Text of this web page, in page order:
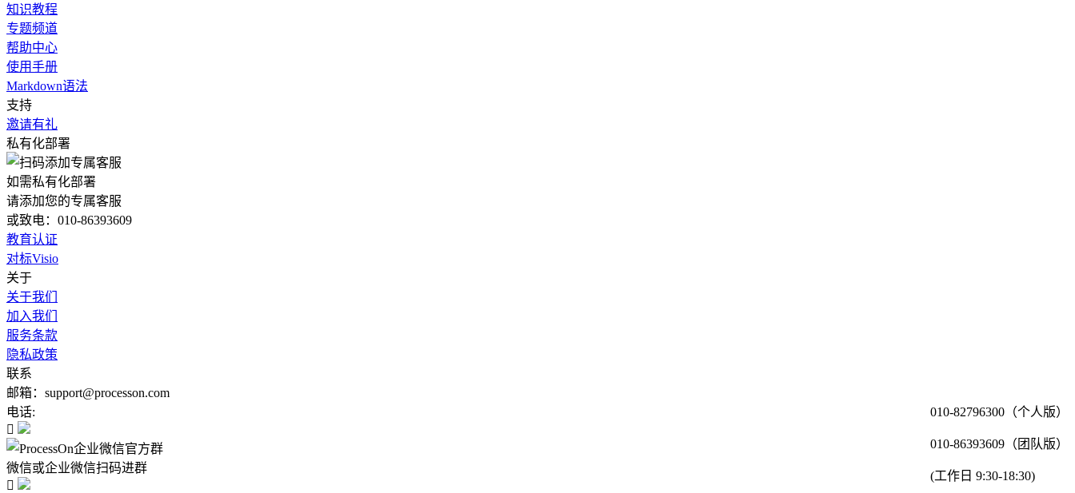
知识教程
专题频道
帮助中心
使用手册
Markdown语法
支持
邀请有礼
私有化部署
如需私有化部署
请添加您的专属客服
或致电：010-86393609
教育认证
对标Visio
关于
关于我们
加入我们
服务条款
隐私政策
联系
邮箱：support@processon.com
电话:
010-82796300（个人版）
010-86393609（团队版）
(工作日 9:30-18:30)

微信或企业微信扫码进群
